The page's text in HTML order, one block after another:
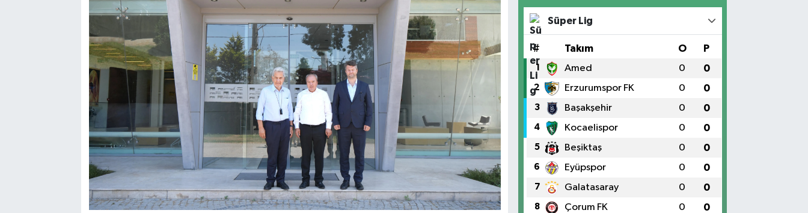
Süper Lig
# Takım O P
1 Amed 0 0
2 Erzurumspor FK 0 0
3 Başakşehir 0 0
4 Kocaelispor 0 0
5 Beşiktaş 0 0
6 Eyüpspor 0 0
7 Galatasaray 0 0
8 Çorum FK 0 0